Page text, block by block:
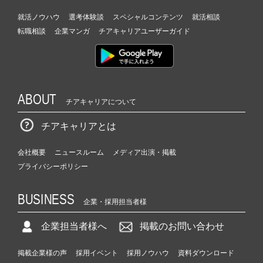
就活ノウハウ 選考体験談 スペシャルコンテンツ
就活相談
転職相談
企業マンガ チアキャリアユーザーガイド
ABOUT チアキャリアについて
チアキャリアとは
会社概要 ニュースルーム
メディア出演・掲載
プライバシーポリシー
BUSINESS 企業・採用担当者様
企業担当者様へ 掲載のお問い合わせ
掲載企業様の声 採用イベント 採用ノウハウ 資料ダウンロード